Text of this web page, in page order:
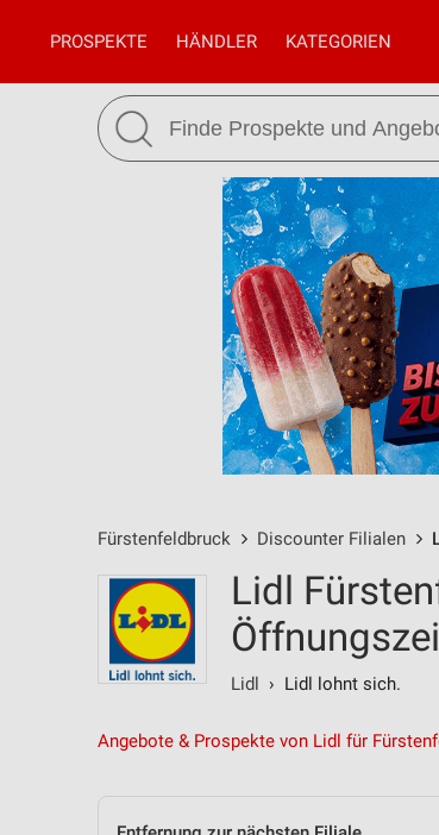
PROSPEKTE HÄNDLER KATEGORIEN
Fürstenfeldbruck Discounter Filialen
Lidl
Lidl › Lidl lohnt sich.
Angebote & Prospekte von Lidl für